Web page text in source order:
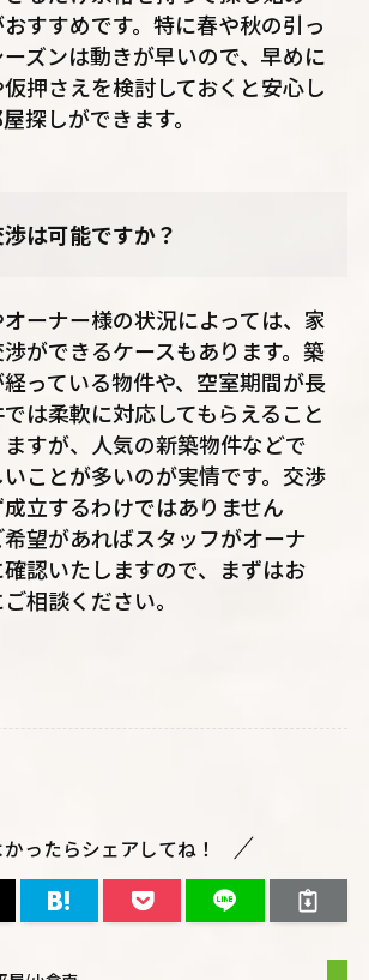
すすめです。特に春や秋の引っ
ズンは動きが早いので、早めに
押さえを検討しておくと安心し
探しができます。
は可能ですか？
ーナー様の状況によっては、家
ができるケースもあります。築
っている物件や、空室期間が長
は柔軟に対応してもらえること
すが、人気の新築物件などで
ことが多いのが実情です。交渉
立するわけではありません
望があればスタッフがオーナ
認いたしますので、まずはお
相談ください。
かったらシェアしてね！